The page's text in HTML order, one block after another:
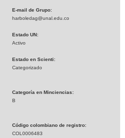
E-mail de Grupo:
harboledag@unal.edu.co
Estado UN:
Activo
Estado en Scienti:
Categorizado
Categoría en Minciencias:
B
Código colombiano de registro:
COL0006483